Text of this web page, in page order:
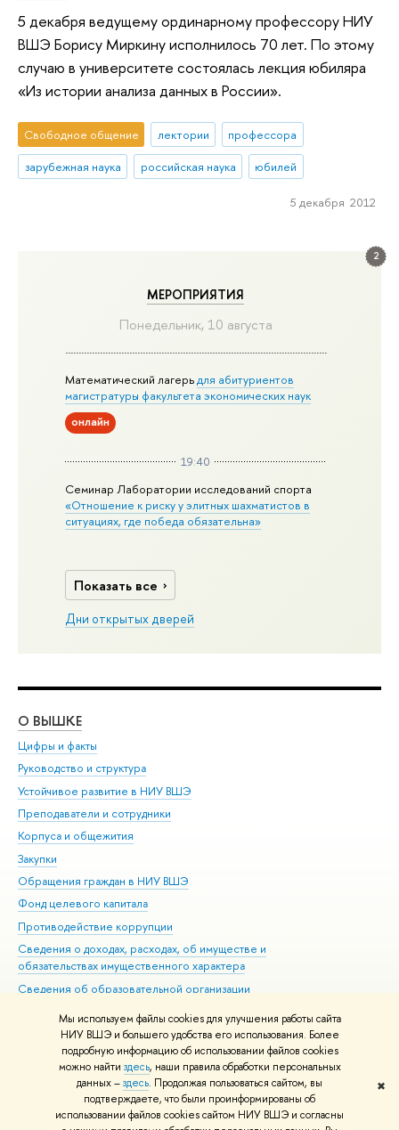
Мы используем файлы cookies для улучшения работы сайта
НИУ ВШЭ и большего удобства его использования. Более
подробную информацию об использовании файлов cookies
можно найти здесь, наши правила обработки персональных
данных –здесь. Продолжая пользоваться сайтом, вы
подтверждаете, что были проинформированы об
использовании файлов cookies сайтом НИУ ВШЭ и согласны
✖
2
МЕРОПРИЯТИЯ
Понедельник, 10 августа
Математический лагерьдля абитуриентов
магистратуры факультета экономических наук
онлайн
19:40
Семинар Лаборатории исследований спорта
«Отношение к риску у элитных шахматистов в
ситуациях, где победа обязательна»
Показать все
Дни открытых дверей
5 декабря ведущему ординарному профессору НИУ
ВШЭ Борису Миркину исполнилось 70 лет. По этому
случаю в университете состоялась лекция юбиляра
«Из истории анализа данных в России».
Свободное общение лектории
профессора
зарубежная наука
российская наука юбилей
5 декабря 2012
О ВЫШКЕ
Цифры и факты
Руководство и структура
Устойчивое развитие в НИУ ВШЭ
Преподаватели и сотрудники
Корпуса и общежития
Закупки
Обращения граждан в НИУ ВШЭ
Фонд целевого капитала
Противодействие коррупции
Сведения о доходах, расходах, об имуществе и
обязательствах имущественного характера
Сведения об образовательной организации
Людям с ограниченными возможностями здоровья
Единая платежная страница
Работа в Вышке
© НИУ ВШЭ 1993–2026 Адреса и контакты Условия использования